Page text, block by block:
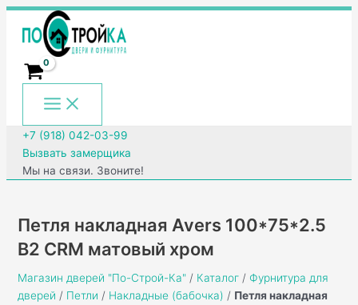
Перейти
содержимому
Main
Menu
+7 (918) 042-03-99
Вызвать замерщика
Мы на связи. Звоните!
Петля накладная Avers 100*75*2.5
B2 CRM матовый хром
Магазин дверей "По-Строй-Ка"/ Каталог/ Фурнитура для
дверей / Петли / Накладные (бабочка) / Петля накладная
Количество
товара
Петля
накладная
Avers
100*75*2.5
CRM
матовый
хром